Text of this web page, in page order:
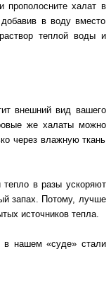
прополосните халат в
в воду вместо
теплой воды и
внешний вид вашего
же халаты можно
через влажную ткань
в разы ускоряют
запах. Потому, лучше
источников тепла.
в нашем «суде» стали